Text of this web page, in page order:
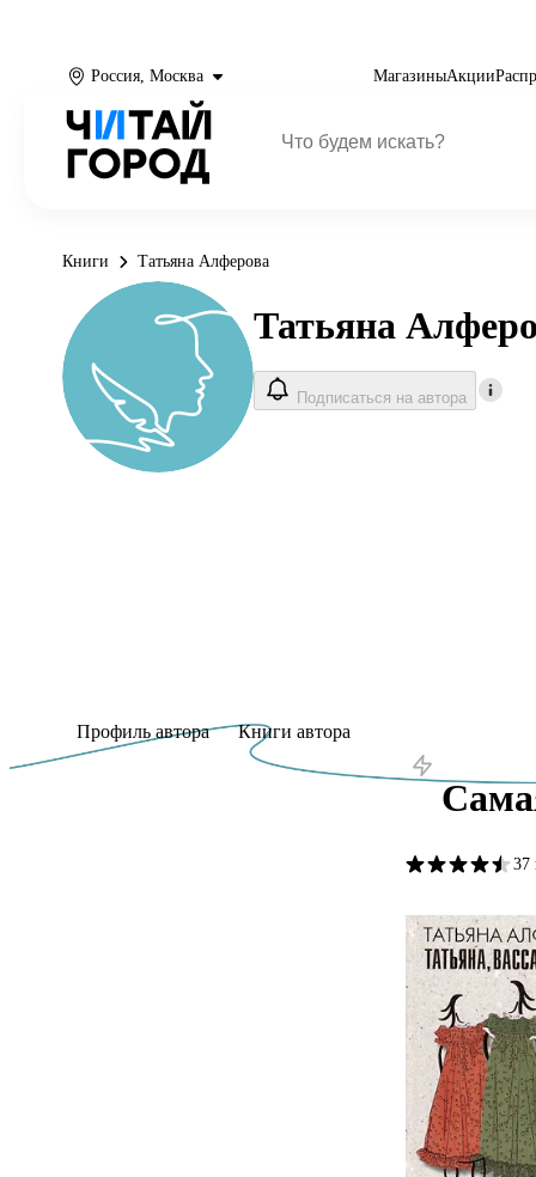
Россия, Москва МагазиныАкции
Книги Татьяна Алферова
Татьяна
Подписаться на автора
Профиль автора Книги автора
37